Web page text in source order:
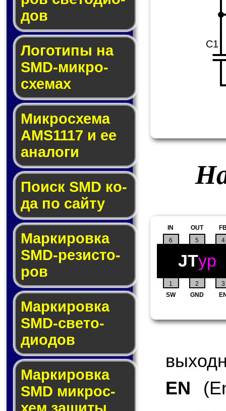
дов
Логотипы на
SMD-мик­ро­
схе­мах
Микросхема
AMS1117 и ее
ана­ло­ги
Поиск SMD ко­
да по сай­ту
Маркировка
SMD-ре­зис­то­
ров
Маркировка
SMD-све­то­
дио­дов
Мар­ки­ров­ка
SMD мик­рос­
C1
1 2 3
4
SW GND
OUT
5
6
IN
JTyp
EN